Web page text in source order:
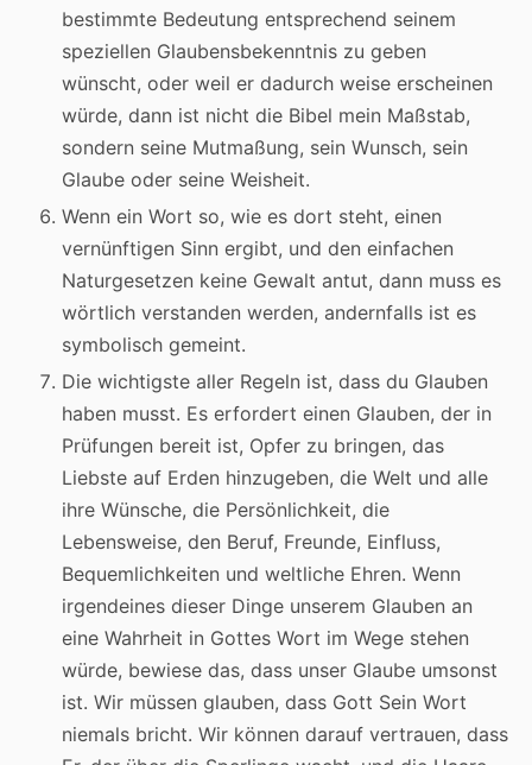
bestimmte Bedeutung entsprechend seinem
speziellen Glaubensbekenntnis zu geben
wünscht, oder weil er dadurch weise erscheinen
würde, dann ist nicht die Bibel mein Maßstab,
sondern seine Mutmaßung, sein Wunsch, sein
Glaube oder seine Weisheit.
Wenn ein Wort so, wie es dort steht, einen
vernünftigen Sinn ergibt, und den einfachen
Naturgesetzen keine Gewalt antut, dann muss es
wörtlich verstanden werden, andernfalls ist es
symbolisch gemeint.
Die wichtigste aller Regeln ist, dass du Glauben
haben musst. Es erfordert einen Glauben, der in
Prüfungen bereit ist, Opfer zu bringen, das
Liebste auf Erden hinzugeben, die Welt und alle
ihre Wünsche, die Persönlichkeit, die
Lebensweise, den Beruf, Freunde, Einfluss,
Bequemlichkeiten und weltliche Ehren. Wenn
irgendeines dieser Dinge unserem Glauben an
eine Wahrheit in Gottes Wort im Wege stehen
würde, bewiese das, dass unser Glaube umsonst
ist. Wir müssen glauben, dass Gott Sein Wort
niemals bricht. Wir können darauf vertrauen, dass